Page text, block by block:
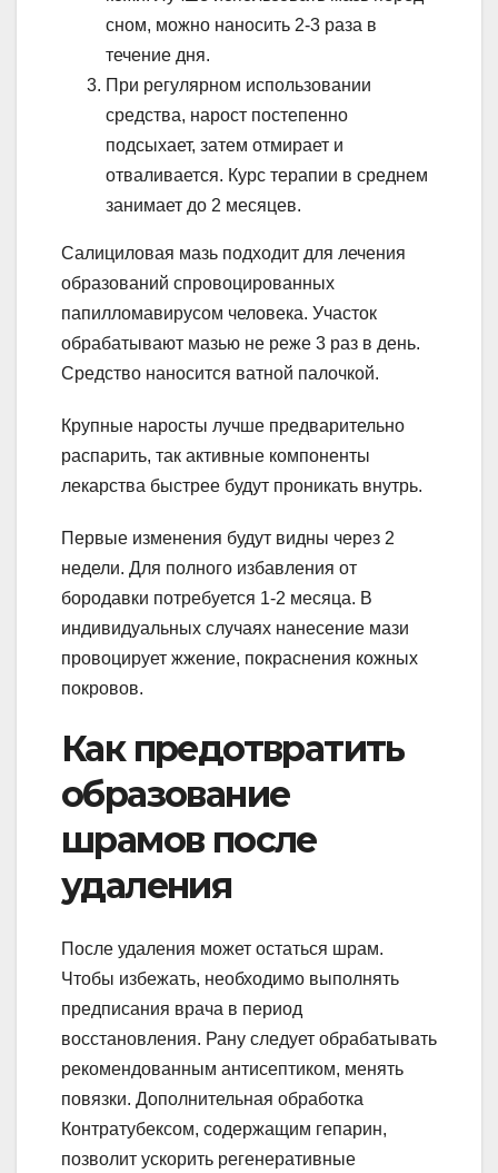
сном, можно наносить 2-3 раза в
течение дня.
При регулярном использовании
средства, нарост постепенно
подсыхает, затем отмирает и
отваливается. Курс терапии в среднем
занимает до 2 месяцев.
Салициловая мазь подходит для лечения
образований спровоцированных
папилломавирусом человека. Участок
обрабатывают мазью не реже 3 раз в день.
Средство наносится ватной палочкой.
Крупные наросты лучше предварительно
распарить, так активные компоненты
лекарства быстрее будут проникать внутрь.
Первые изменения будут видны через 2
недели. Для полного избавления от
бородавки потребуется 1-2 месяца. В
индивидуальных случаях нанесение мази
провоцирует жжение, покраснения кожных
покровов.
Как предотвратить
образование
шрамов после
удаления
После удаления может остаться шрам.
Чтобы избежать, необходимо выполнять
предписания врача в период
восстановления. Рану следует обрабатывать
рекомендованным антисептиком, менять
повязки. Дополнительная обработка
Контратубексом, содержащим гепарин,
позволит ускорить регенеративные